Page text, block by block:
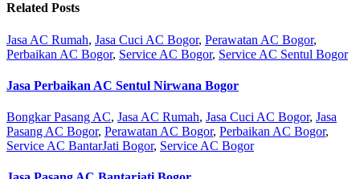
Related Posts
Jasa AC Rumah, Jasa Cuci AC Bogor, Perawatan AC Bogor,
Perbaikan AC Bogor, Service AC Bogor, Service AC Sentul Bogor
Jasa Perbaikan AC Sentul Nirwana Bogor
Bongkar Pasang AC, Jasa AC Rumah, Jasa Cuci AC Bogor, Jasa
Pasang AC Bogor, Perawatan AC Bogor, Perbaikan AC Bogor,
Service AC BantarJati Bogor, Service AC Bogor